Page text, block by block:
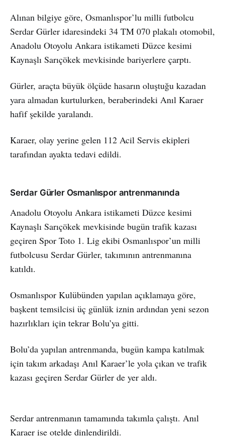
Alınan bilgiye göre, Osmanlıspor’lu milli futbolcu
Serdar Gürler idaresindeki 34 TM 070 plakalı otomobil,
Anadolu Otoyolu Ankara istikameti Düzce kesimi
Kaynaşlı Sarıçökek mevkisinde bariyerlere çarptı.
Gürler, araçta büyük ölçüde hasarın oluştuğu kazadan
yara almadan kurtulurken, beraberindeki Anıl Karaer
hafif şekilde yaralandı.
Karaer, olay yerine gelen 112 Acil Servis ekipleri
tarafından ayakta tedavi edildi.
Serdar Gürler Osmanlıspor antrenmanında
Anadolu Otoyolu Ankara istikameti Düzce kesimi
Kaynaşlı Sarıçökek mevkisinde bugün trafik kazası
geçiren Spor Toto 1. Lig ekibi Osmanlıspor’un milli
futbolcusu Serdar Gürler, takımının antrenmanına
katıldı.
Osmanlıspor Kulübünden yapılan açıklamaya göre,
başkent temsilcisi üç günlük iznin ardından yeni sezon
hazırlıkları için tekrar Bolu’ya gitti.
Bolu’da yapılan antrenmanda, bugün kampa katılmak
için takım arkadaşı Anıl Karaer’le yola çıkan ve trafik
kazası geçiren Serdar Gürler de yer aldı.
Serdar antrenmanın tamamında takımla çalıştı. Anıl
Karaer ise otelde dinlendirildi.